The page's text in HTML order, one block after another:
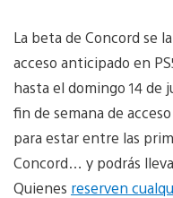
La beta de Concord se
acceso anticipado en
hasta el domingo 14 de
fin de semana de
para estar entre las
Concord… y podrás
Quienes reserven